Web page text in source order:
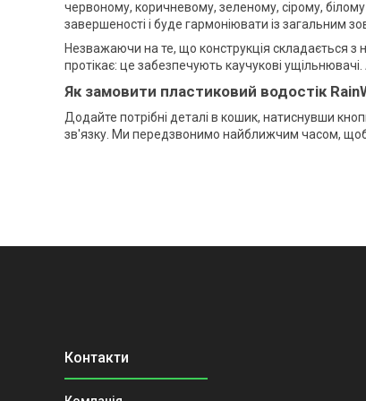
червоному, коричневому, зеленому, сірому,
завершеності і буде гармоніювати із загальним
Незважаючи на те, що конструкція складається з
протікає: це забезпечують каучукові
Як замовити пластиковий водостік
Додайте потрібні деталі в кошик, натиснувши
зв'язку. Ми передзвонимо найближчим часом, щоб